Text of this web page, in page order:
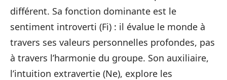
différent. Sa fonction dominante est le
sentiment introverti (Fi) : il évalue le monde à
travers ses valeurs personnelles profondes, pas
à travers l’harmonie du groupe. Son auxiliaire,
l’intuition extravertie (Ne), explore les